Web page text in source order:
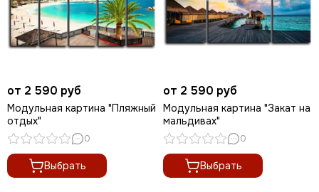
от 2 590 руб
Модульная картина "Пляжный
отдых"
0
Выбрать
от 2 590 руб
Модульная картина "Закат на
мальдивах"
0
Выбрать